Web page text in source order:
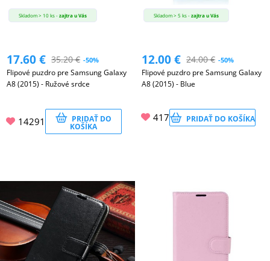
DOM,
DIELŇA
ZÁHRADA
Skladom > 10 ks -zajtra u Vás
17.60€ 35.20€ -50%
Flipové puzdro pre Samsung Galaxy
A8 (2015) - Ružové srdce
14291 PRIDAŤ DO
KOŠÍKA
Skladom > 5 ks -zajtra u Vás
12.00€ 24.00€ -50%
Flipové puzdro pre Samsung Galaxy
A8 (2015) - Blue
417 PRIDAŤ DO KOŠÍKA